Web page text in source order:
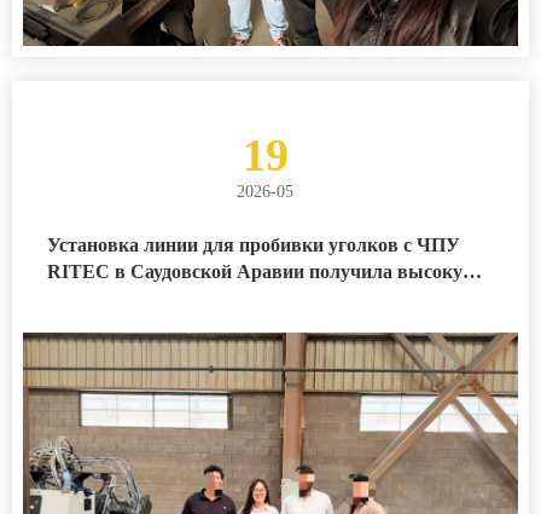
19
2026-05
Установка линии для пробивки уголков с ЧПУ
RITEC в Саудовской Аравии получила высокую